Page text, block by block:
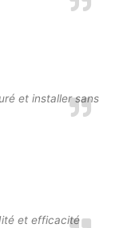
et installer sans
et efficacité